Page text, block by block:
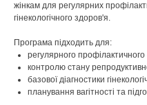
жінкам для регулярних
гінекологічного здоров'я.
Програма підходить для:
регулярного
контролю стану
базової діагностики
планування вагітності та